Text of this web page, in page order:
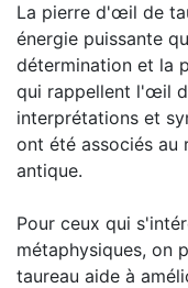
La pierre d'œil de
énergie puissante
détermination et la
qui rappellent l'œil
interprétations et
ont été associés au
antique.
Pour ceux qui
métaphysiques, on
taureau aide à